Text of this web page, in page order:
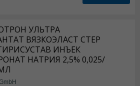
УЛЬТРА
ВЯЗКОЭЛАСТ СТЕР
ИНЪЕК
НАТРИЯ 2,5% 0,025/